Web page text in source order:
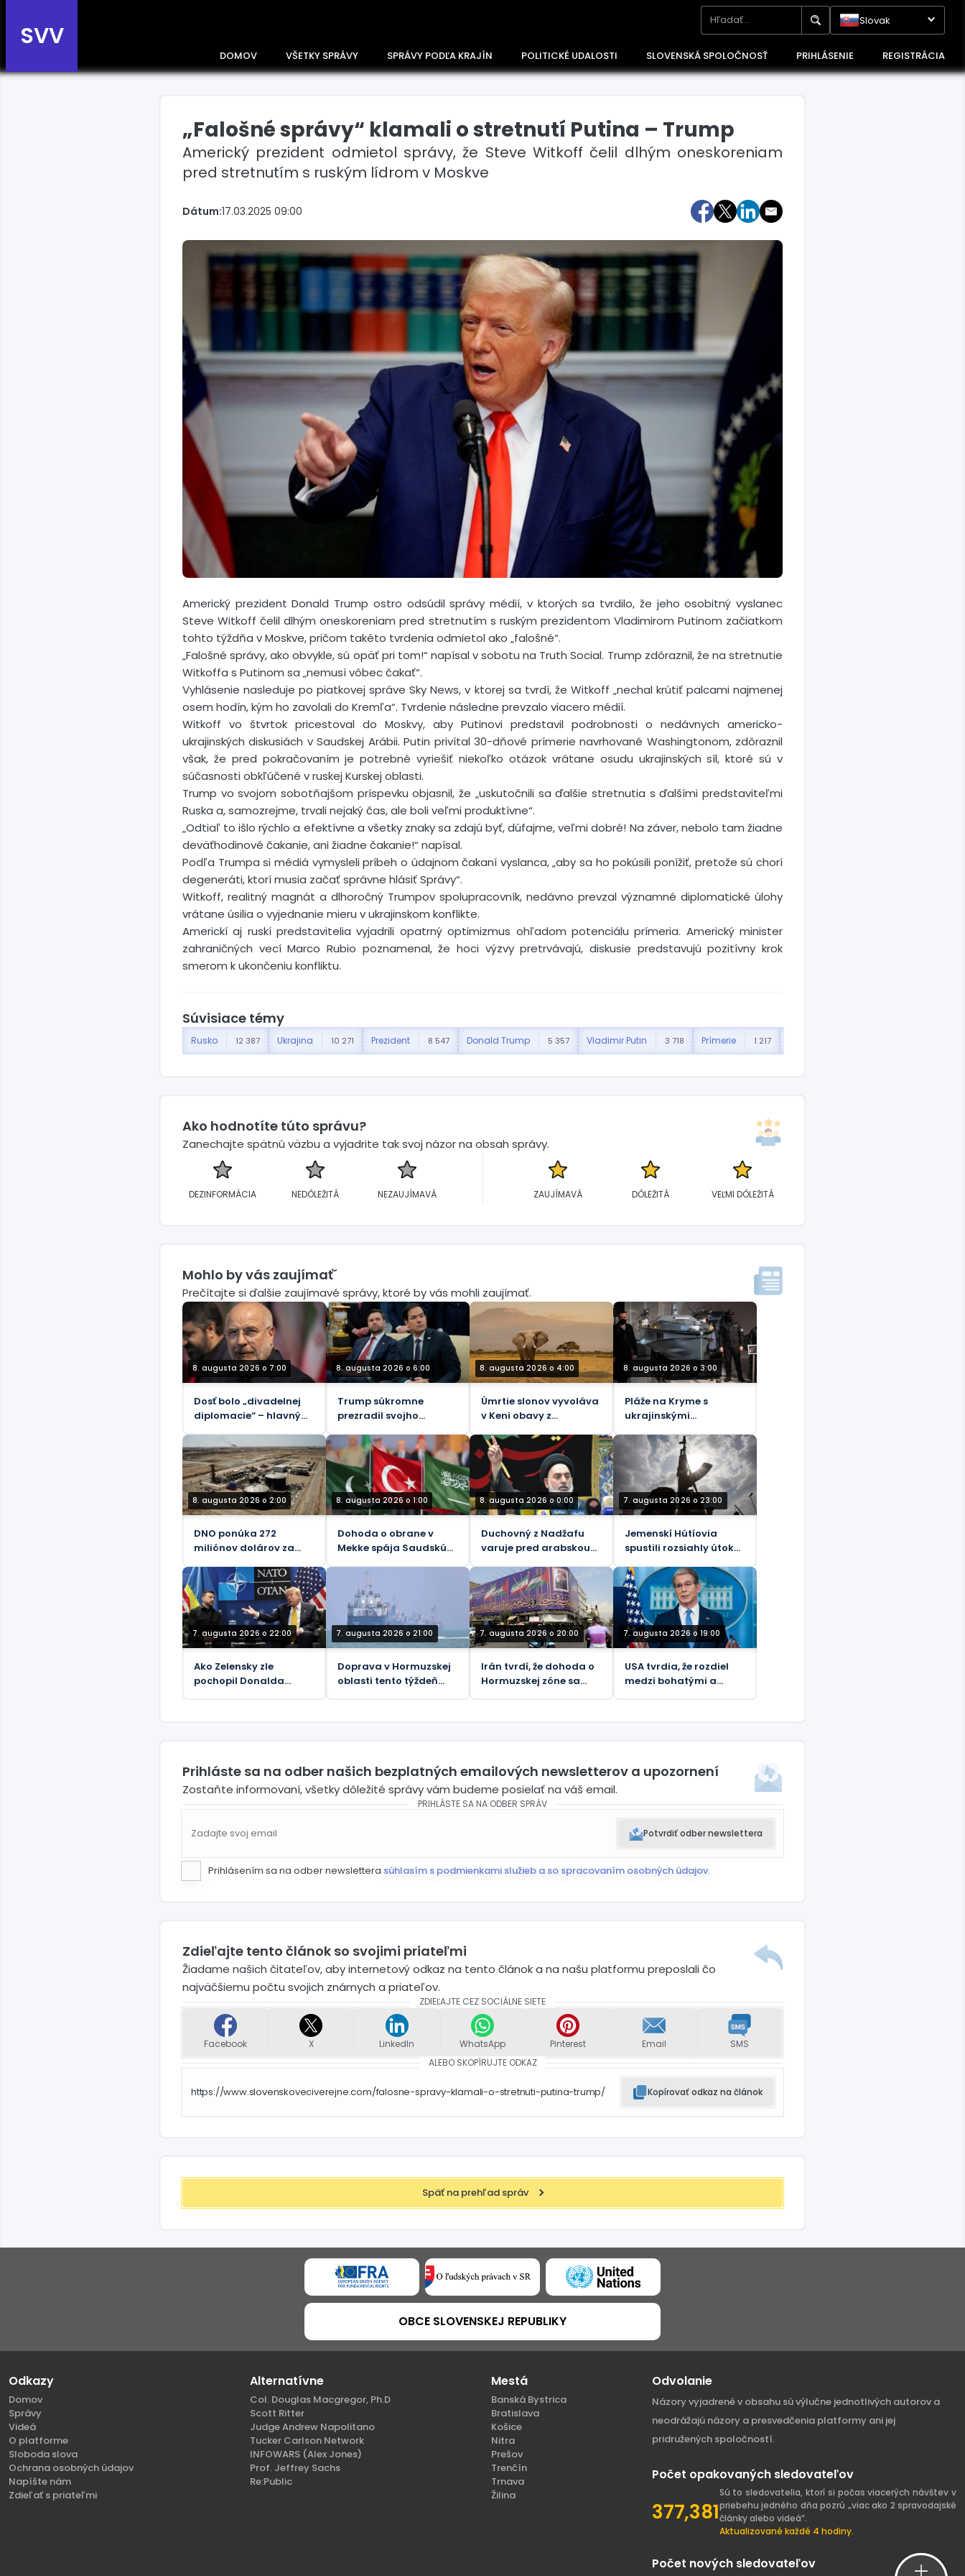
SVV
Slovak
DOMOV VŠETKY SPRÁVY SPRÁVY PODĽA KRAJÍN POLITICKÉ UDALOSTI SLOVENSKÁ SPOLOČNOSŤ PRIHLÁSENIE REGISTRÁCIA
Slovensko Maďarsko
„Falošné správy“ klamali o stretnutí Putina – Trump
Americký prezident odmietol správy, že Steve Witkoff čelil dlhým oneskoreniam
pred stretnutím s ruským lídrom v Moskve
Dátum:17.03.2025 09:00
Americký prezident Donald Trump ostro odsúdil správy médií, v ktorých sa tvrdilo, že jeho osobitný vyslanec
Steve Witkoff čelil dlhým oneskoreniam pred stretnutím s ruským prezidentom Vladimirom Putinom začiatkom
tohto týždňa v Moskve, pričom takéto tvrdenia odmietol ako „falošné“.
„Falošné správy, ako obvykle, sú opäť pri tom!“ napísal v sobotu na Truth Social. Trump zdôraznil, že na stretnutie
Witkoffa s Putinom sa „nemusí vôbec čakať“.
Vyhlásenie nasleduje po piatkovej správe Sky News, v ktorej sa tvrdí, že Witkoff „nechal krútiť palcami najmenej
osem hodín, kým ho zavolali do Kremľa“. Tvrdenie následne prevzalo viacero médií.
Witkoff vo štvrtok pricestoval do Moskvy, aby Putinovi predstavil podrobnosti o nedávnych americko-
ukrajinských diskusiách v Saudskej Arábii. Putin privítal 30-dňové prímerie navrhované Washingtonom, zdôraznil
však, že pred pokračovaním je potrebné vyriešiť niekoľko otázok vrátane osudu ukrajinských síl, ktoré sú v
súčasnosti obkľúčené v ruskej Kurskej oblasti.
Trump vo svojom sobotňajšom príspevku objasnil, že „uskutočnili sa ďalšie stretnutia s ďalšími predstaviteľmi
Ruska a, samozrejme, trvali nejaký čas, ale boli veľmi produktívne“.
„Odtiaľ to išlo rýchlo a efektívne a všetky znaky sa zdajú byť, dúfajme, veľmi dobré! Na záver, nebolo tam žiadne
deväťhodinové čakanie, ani žiadne čakanie!“ napísal.
Podľa Trumpa si médiá vymysleli príbeh o údajnom čakaní vyslanca, „aby sa ho pokúsili ponížiť, pretože sú chorí
degeneráti, ktorí musia začať správne hlásiť Správy“.
Witkoff, realitný magnát a dlhoročný Trumpov spolupracovník, nedávno prevzal významné diplomatické úlohy
vrátane úsilia o vyjednanie mieru v ukrajinskom konflikte.
Americkí aj ruskí predstavitelia vyjadrili opatrný optimizmus ohľadom potenciálu prímeria. Americký minister
zahraničných vecí Marco Rubio poznamenal, že hoci výzvy pretrvávajú, diskusie predstavujú pozitívny krok
smerom k ukončeniu konfliktu.
Súvisiace témy
Rusko 12 387 Ukrajina 10 271 Prezident 8 547 Donald Trump 5 357 Vladimir Putin 3 718 Prímerie 1 217
Ako hodnotíte túto správu?
Zanechajte spätnú väzbu a vyjadrite tak svoj názor na obsah správy.
DEZINFORMÁCIA NEDÔLEŽITÁ NEZAUJÍMAVÁ ZAUJÍMAVÁ DÔLEŽITÁ VEĽMI DÔLEŽITÁ
Mohlo by vás zaujímať´
Prečítajte si ďalšie zaujímavé správy, ktoré by vás mohli zaujímať.
8. augusta 2026 o 7:00
Dosť bolo „divadelnej
diplomacie“ – hlavný
Trumpom
8. augusta 2026 o 6:00
Trump súkromne
prezradil svojho
8. augusta 2026 o 4:00
Úmrtie slonov vyvoláva
v Keni obavy z
8. augusta 2026 o 3:00
Pláže na Kryme s
ukrajinskými
telesne postihnutých –
oficiálne
8. augusta 2026 o 2:00
DNO ponúka 272
miliónov dolárov za
Genel Energy v
spoločnosti Tawke v KRI
8. augusta 2026 o 1:00
Dohoda o obrane v
Mekke spája Saudskú
Pakistan
8. augusta 2026 o 0:00
Duchovný z Nadžafu
varuje pred arabskou
7. augusta 2026 o 23:00
Jemenskí Hútíovia
spustili rozsiahly útok
Saudskou Arábiou
(VIDEÁ)
7. augusta 2026 o 22:00
Ako Zelensky zle
pochopil Donalda
7. augusta 2026 o 21:00
Doprava v Hormuzskej
oblasti tento týždeň
7. augusta 2026 o 20:00
Irán tvrdí, že dohoda o
Hormuzskej zóne sa
7. augusta 2026 o 19:00
USA tvrdia, že rozdiel
medzi bohatými a
Prihláste sa na odber našich bezplatných emailových newsletterov a upozornení
Zostaňte informovaní, všetky dôležité správy vám budeme posielať na váš email.
PRIHLÁSTE SA NA ODBER SPRÁV
Potvrdiť odber newslettera
Prihlásením sa na odber newslettera súhlasím s podmienkami služieb a so spracovaním osobných údajov.
Zdieľajte tento článok so svojimi priateľmi
Žiadame našich čitateľov, aby internetový odkaz na tento článok a na našu platformu preposlali čo
najväčšiemu počtu svojich známych a priateľov.
ZDIEĽAJTE CEZ SOCIÁLNE SIETE
Facebook X LinkedIn WhatsApp Pinterest Email
SMS
ALEBO SKOPÍRUJTE ODKAZ
https://www.slovenskoveciverejne.com/falosne-spravy-klamali-o-stretnuti-putina-trump/ Kopírovať odkaz na článok
Späť na prehľad správ
OBCE SLOVENSKEJ REPUBLIKY
Odkazy
Domov
Správy
Videá
O platforme
Sloboda slova
Ochrana osobných údajov
Napíšte nám
Zdieľať s priateľmi
Alternatívne
Col. Douglas Macgregor, Ph.D
Scott Ritter
Judge Andrew Napolitano
Tucker Carlson Network
INFOWARS (Alex Jones)
Prof. Jeffrey Sachs
Re:Public
Mestá
Banská Bystrica
Bratislava
Košice
Nitra
Prešov
Trenčín
Trnava
Žilina
Odvolanie
Názory vyjadrené v obsahu sú výlučne jednotlivých autorov a
neodrážajú názory a presvedčenia platformy ani jej
pridružených spoločností.
Počet opakovaných sledovateľov
377,381
Sú to sledovatelia, ktorí si počas viacerých návštev v
priebehu jedného dňa pozrú „viac ako 2 spravodajské
články alebo videá“.
Aktualizované každé 4 hodiny.
Počet nových sledovateľov